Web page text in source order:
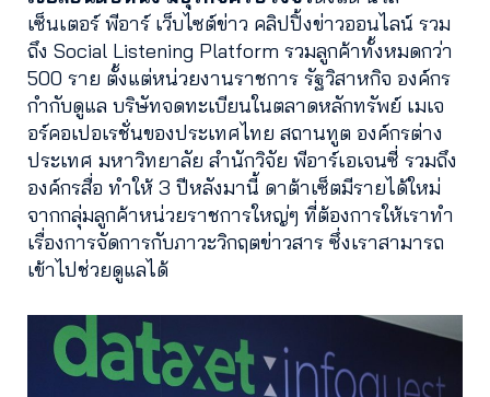
เซ็นเตอร์ พีอาร์ เว็บไซต์ข่าว คลิปปิ้งข่าวออนไลน์ รวม
ถึง Social Listening Platform รวมลูกค้าทั้งหมดกว่า
500 ราย ตั้งแต่หน่วยงานราชการ รัฐวิสาหกิจ องค์กร
กำกับดูแล บริษัทจดทะเบียนในตลาดหลักทรัพย์ เมเจ
อร์คอเปอเรชั่นของประเทศไทย สถานทูต องค์กรต่าง
ประเทศ มหาวิทยาลัย สำนักวิจัย พีอาร์เอเจนซี่ รวมถึง
องค์กรสื่อ ทำให้ 3 ปีหลังมานี้ ดาต้าเซ็ตมีรายได้ใหม่
จากกลุ่มลูกค้าหน่วยราชการใหญ่ๆ ที่ต้องการให้เราทำ
เรื่องการจัดการกับภาวะวิกฤตข่าวสาร ซึ่งเราสามารถ
เข้าไปช่วยดูแลได้